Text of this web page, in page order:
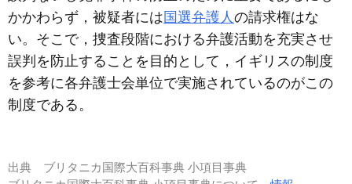
かかわらず，被疑者には国選弁護人 の請求権はな
い。そこで，捜査段階における弁護活動を充実させ
誤判を防止することを目的として，イギリスの制度
を参考に各弁護士会単位で実施されているのがこの
制度である。
出典 ブリタニカ国際大百科事典 小項目事典